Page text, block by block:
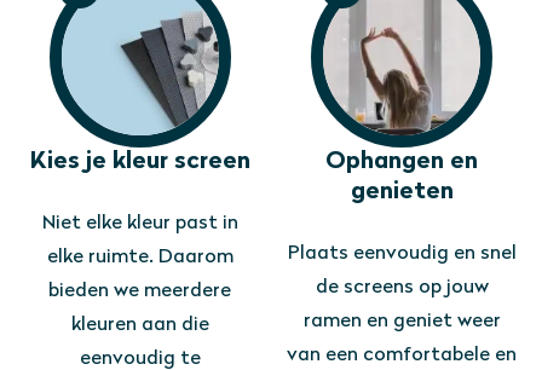
Kies je kleur screen
Niet elke kleur past in
elke ruimte. Daarom
bieden we meerdere
kleuren aan die
eenvoudig te
Ophangen en
genieten
Plaats eenvoudig en snel
de screens op jouw
ramen en geniet weer
van een comfortabele en